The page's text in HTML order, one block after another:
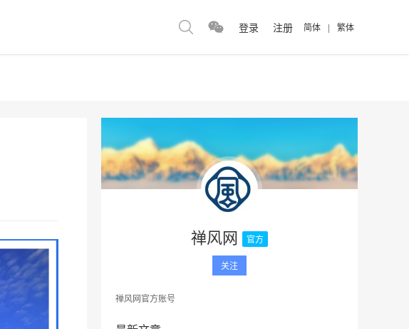
登录 注册 简体 | 繁体
禅风网 官方
关注
禅风网官方账号